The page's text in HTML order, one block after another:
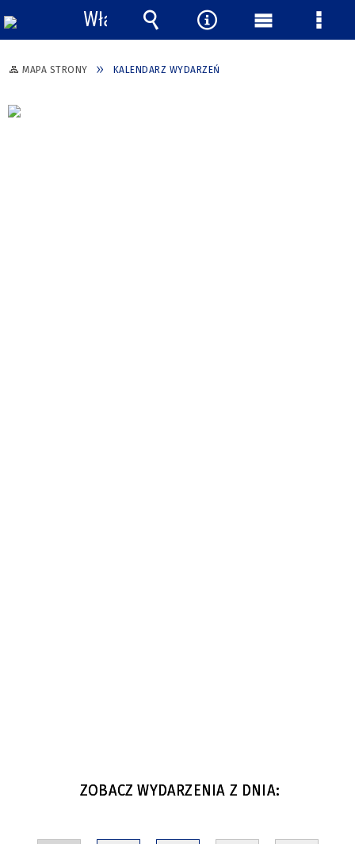
MAPA STRONY KALENDARZ WYDARZEŃ
ZOBACZ WYDARZENIA Z DNIA:
Włącz
powiadomienia
Wyszukiwarka
Narzędzia
Menu Menu